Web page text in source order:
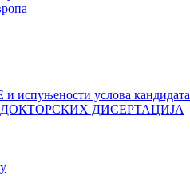
испуњености услова кандидата
ДОКТОРСКИХ ДИСЕРТАЦИЈА